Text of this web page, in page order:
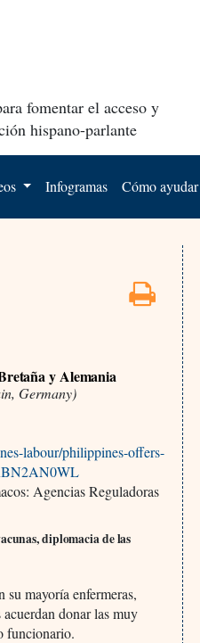
fomentar el acceso y
hispano-parlante
Infogramas Cómo ayudar
y Alemania
Germany)
labour/philippines-offers-
Agencias Reguladoras
diplomacia de las
su mayoría enfermeras,
donar las muy
funcionario.